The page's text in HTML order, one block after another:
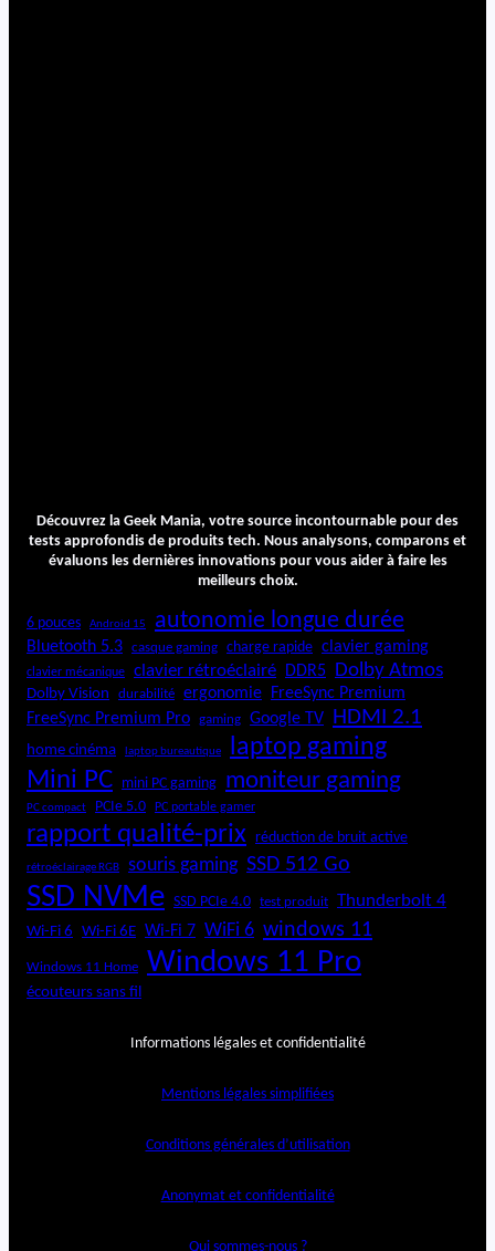
Découvrez la Geek Mania, votre source incontournable pour des
tests approfondis de produits tech. Nous analysons, comparons et
évaluons les dernières innovations pour vous aider à faire les
meilleurs choix.
6 pouces Android 15 autonomie longue durée
Bluetooth 5.3 casque gaming charge rapide clavier gaming
clavier mécanique clavier rétroéclairé DDR5 Dolby Atmos
Dolby Vision durabilité ergonomie FreeSync Premium
FreeSync Premium Pro
gaming Google TV HDMI 2.1
home cinéma laptop bureautique laptop gaming
Mini PC mini PC gaming moniteur gaming
PC compact PCIe 5.0 PC portable gamer
rapport qualité-prix réduction de bruit active
rétroéclairage RGB souris gaming SSD 512 Go
SSD NVMe SSD PCIe 4.0 test produit Thunderbolt 4
Wi-Fi 6 Wi-Fi 6E Wi-Fi 7 WiFi 6 windows 11
Windows 11 Home Windows 11 Pro
écouteurs sans fil
Informations légales et confidentialité
Mentions légales simplifiées
Conditions générales d’utilisation
Anonymat et confidentialité
Qui sommes-nous ?